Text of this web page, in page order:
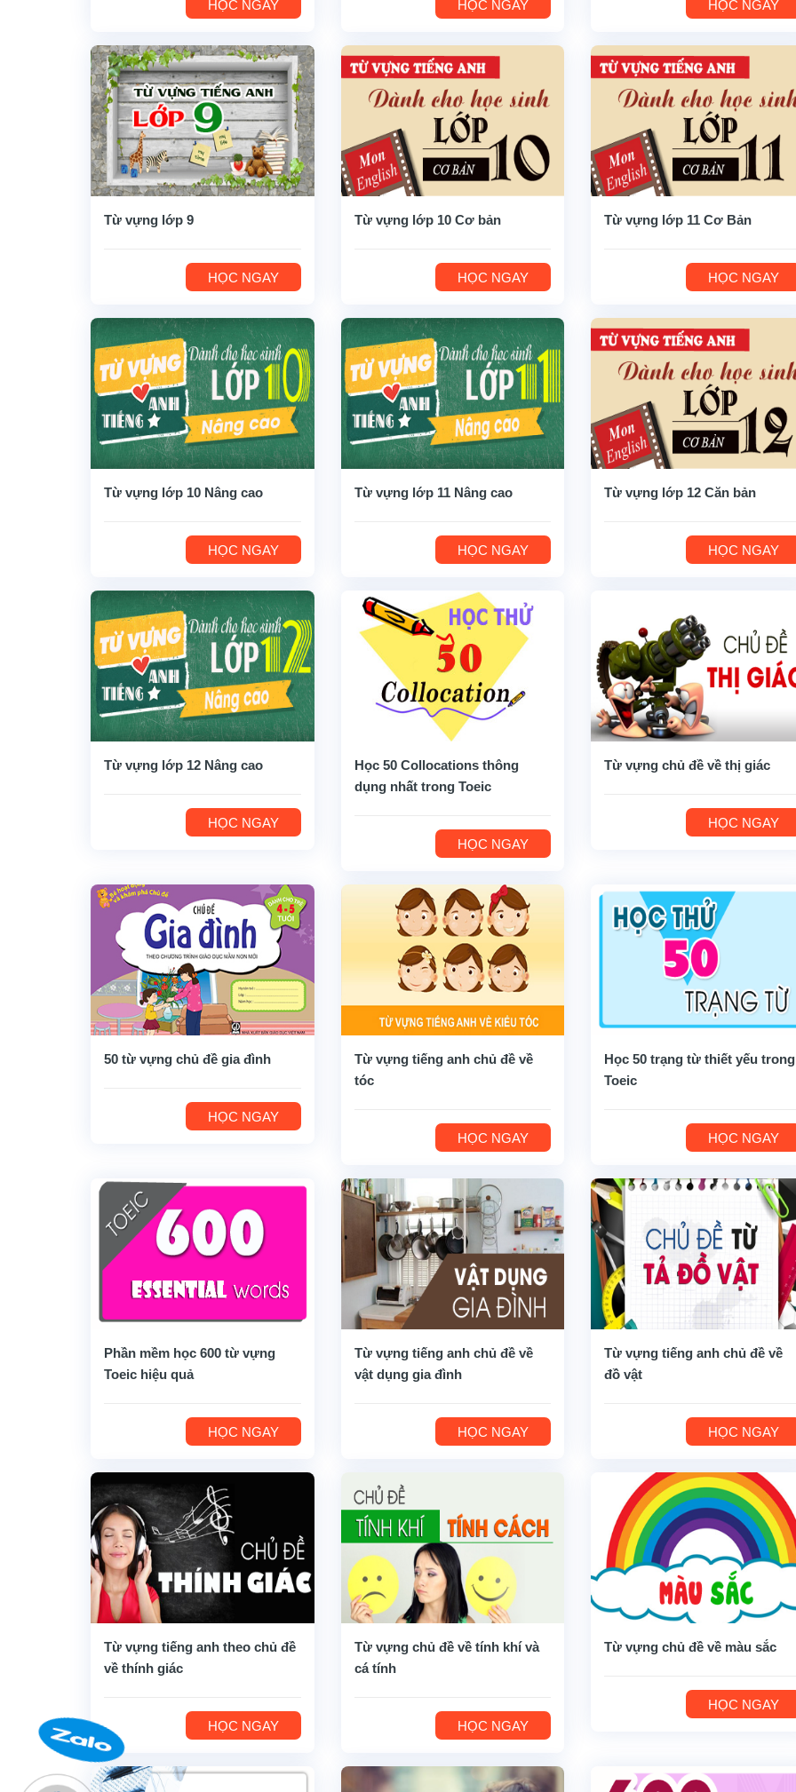
HỌC NGAY HỌC NGAY HỌC NGAY
Từ vựng lớp 9
HỌC NGAY
Từ vựng lớp 10 Cơ bản
HỌC NGAY
Từ vựng lớp 11 Cơ Bản
HỌC NGAY
Từ vựng lớp 10 Nâng cao
HỌC NGAY
Từ vựng lớp 11 Nâng cao
HỌC NGAY
Từ vựng lớp 12 Căn bản
HỌC NGAY
Từ vựng lớp 12 Nâng cao
HỌC NGAY
Học 50 Collocations thông
dụng nhất trong Toeic
HỌC NGAY
Từ vựng chủ đề về thị giác
HỌC NGAY
50 từ vựng chủ đề gia đình
HỌC NGAY
Từ vựng tiếng anh chủ đề về
tóc
HỌC NGAY
Học 50 trạng từ thiết yếu trong
Toeic
HỌC NGAY
Phần mềm học 600 từ vựng
Toeic hiệu quả
HỌC NGAY
Từ vựng tiếng anh chủ đề về
vật dụng gia đình
HỌC NGAY
Từ vựng tiếng anh chủ đề về
đồ vật
HỌC NGAY
Từ vựng tiếng anh theo chủ đề
về thính giác
HỌC NGAY
Từ vựng chủ đề về tính khí và
cá tính
HỌC NGAY
Từ vựng chủ đề về màu sắc
HỌC NGAY